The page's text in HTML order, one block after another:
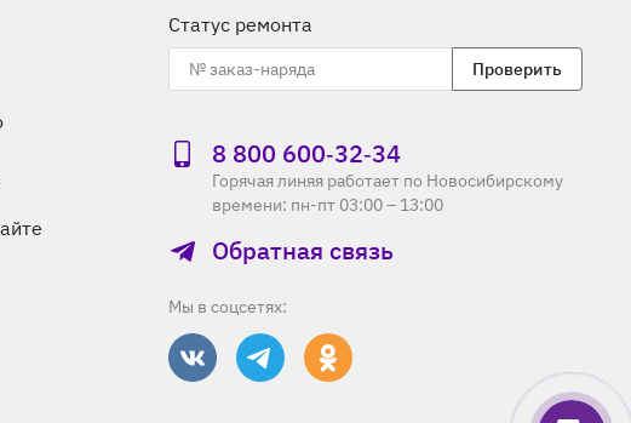
Статус ремонта
Проверить
8 800 600‑32‑34
Горячая линяя работает по Новосибирскому
времени: пн-пт 03:00 – 13:00
Обратная связь
Мы в соцсетях: